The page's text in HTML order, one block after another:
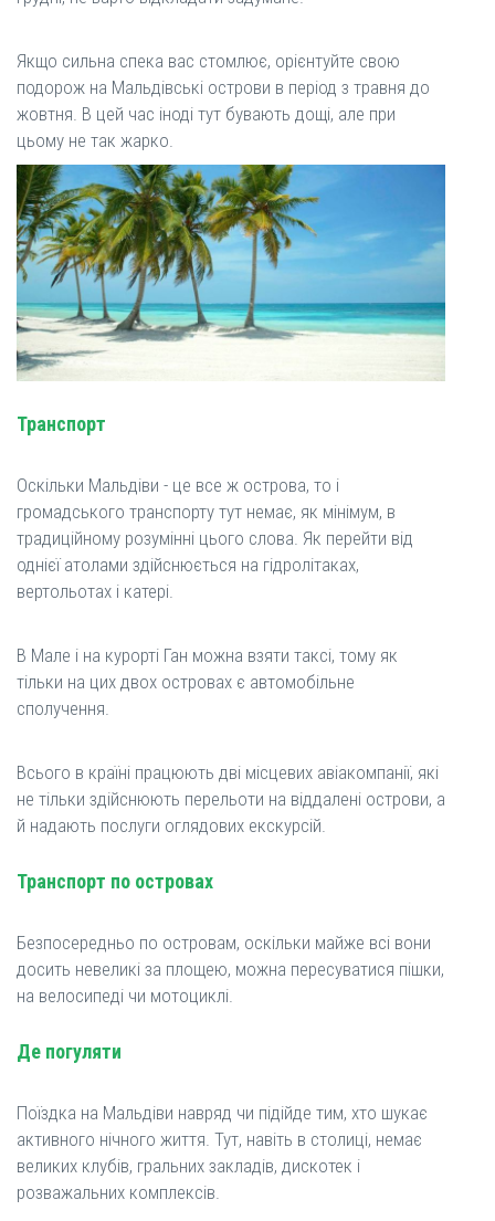
Якщо сильна спека вас стомлює, орієнтуйте свою
подорож на Мальдівські острови в період з травня до
жовтня. В цей час іноді тут бувають дощі, але при
цьому не так жарко.
Транспорт
Оскільки Мальдіви - це все ж острова, то і
громадського транспорту тут немає, як мінімум, в
традиційному розумінні цього слова. Як перейти від
однієї атолами здійснюється на гідролітаках,
вертольотах і катері.
В Мале і на курорті Ган можна взяти таксі, тому як
тільки на цих двох островах є автомобільне
сполучення.
Всього в країні працюють дві місцевих авіакомпанії, які
не тільки здійснюють перельоти на віддалені острови, а
й надають послуги оглядових екскурсій.
Транспорт по островах
Безпосередньо по островам, оскільки майже всі вони
досить невеликі за площею, можна пересуватися пішки,
на велосипеді чи мотоциклі.
Де погуляти
Поїздка на Мальдіви навряд чи підійде тим, хто шукає
активного нічного життя. Тут, навіть в столиці, немає
великих клубів, гральних закладів, дискотек і
розважальних комплексів.